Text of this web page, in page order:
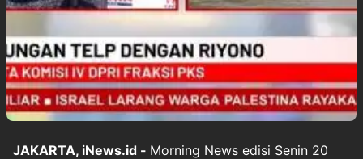
JAKARTA, iNews.id - Morning News edisi Senin 20